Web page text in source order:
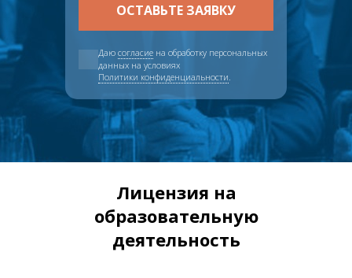
Даюсогласие на обработку персональных
данных на условиях
Политики конфиденциальности
Лицензия на
образовательную
деятельность